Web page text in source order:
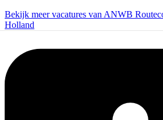
Bekijk meer vacatures van ANWB
Holland